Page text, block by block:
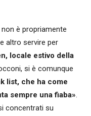
è propriamente
altro servire per
locale estivo della
si è comunque
list, che ha come
sempre una fiaba».
concentrati su